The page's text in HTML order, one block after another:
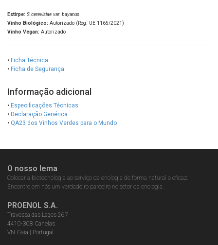
Estirpe: S.cerevisiae var. bayanus
Vinho Biológico: Autorizado (Reg. UE 1165/2021)
Vinho Vegan: Autorizado
• Ficha Técnica
• Ficha de Segurança
Informação adicional
• Especificações Técnicas
• Declaração Genérica
• QA23 dos Vinhos Verdes para o Mundo
O nosso lema
Colocar a biotecnologia ao serviço da enologia de forma natural e eficaz.
Encontre em nós um verdadeiro parceiro no setor da enologia.
PROENOL S.A.
Travessa das Lages 267
4410-308 Canelas
VN Gaia | Portugal